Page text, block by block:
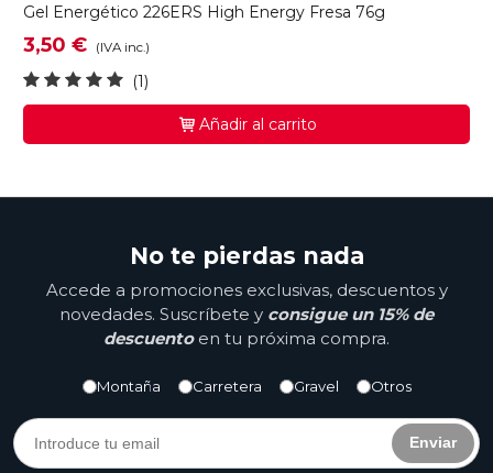
Gel Energético 226ERS High Energy Fresa 76g
3,50 € (IVA inc.)
(1)
Añadir al carrito
No te pierdas nada
Accede a promociones exclusivas, descuentos y
novedades. Suscríbete y consigue un 15% de
descuentoen tu próxima compra.
Montaña Carretera Gravel Otros
Enviar